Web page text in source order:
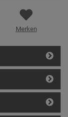
Merken